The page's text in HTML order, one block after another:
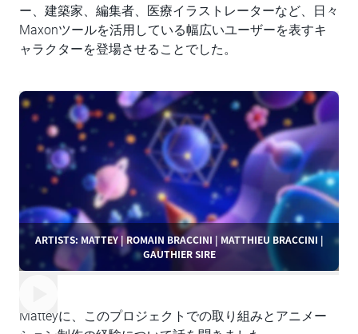
ー、建築家、編集者、医療イラストレーターなど、日々
Maxonツールを活用している幅広いユーザーを表すキ
ャラクターを登場させることでした。
ARTISTS: MATTEY | ROMAIN BRACCINI | MATTHIEU BRACCINI |
GAUTHIER SIRE
Matteyに、このプロジェクトでの取り組みとアニメー